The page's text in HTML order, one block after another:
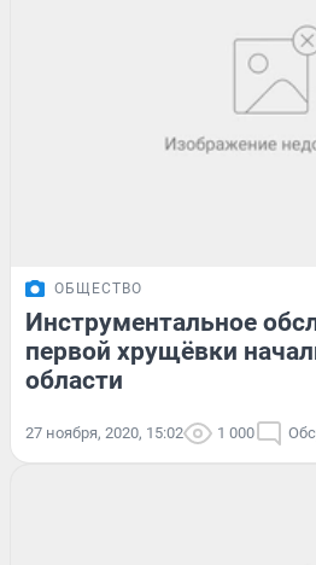
ОБЩЕСТВО
Инструментальное
первой хрущёвки
области
27 ноября, 2020, 15:02 1 000